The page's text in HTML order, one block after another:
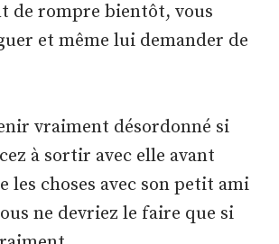
de rompre bientôt, vous
et même lui demander de
vraiment désordonné si
à sortir avec elle avant
les choses avec son petit ami
ne devriez le faire que si